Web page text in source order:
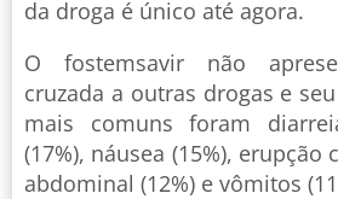
da droga é único até agora.
O fostemsavir não
cruzada a outras drogas e
mais comuns foram
(17%), náusea (15%), erupção
abdominal (12%) e vômitos